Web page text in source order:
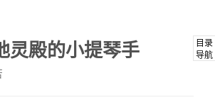
灵殿的小提琴手
目录
导航